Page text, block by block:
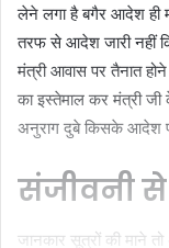
लेने लगा है बगैर आदेश ही
तरफ से आदेश जारी नहीं
मंत्री आवास पर तैनात
का इस्तेमाल कर मंत्री
अनुराग दुबे किसके आदेश
संजीवनी
जानकार सूत्रों की माने